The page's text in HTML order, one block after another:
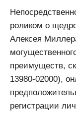
роликом о
Алексея
преимуществ,
13980-02000),
регистрации